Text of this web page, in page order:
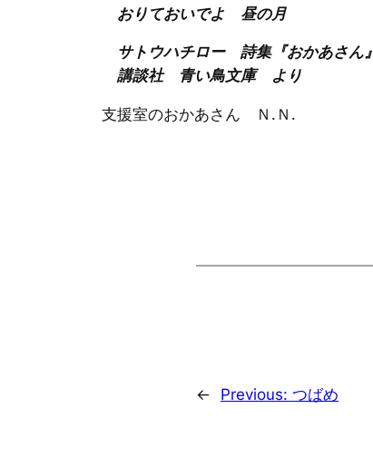
おりておいでよ 昼の月
サトウハチロー 詩集『おかあさん』
講談社 青い鳥文庫 より
支援室のおかあさん Ｎ.Ｎ.
← Previous: つばめ